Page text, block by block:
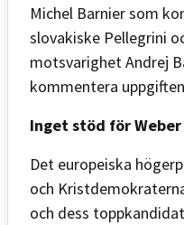
Michel Barnier som
slovakiske Pellegrini
motsvarighet Andrej
kommentera
Inget stöd för Weber
Det europeiska
och
och dess